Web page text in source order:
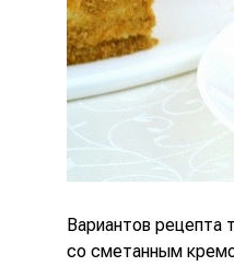
Вариантов
со сметанным